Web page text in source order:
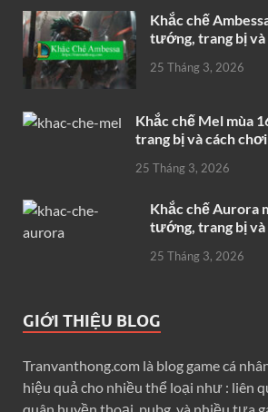
Khắc chế
tướng, trang bị và
25 Tháng 3, 2026
Khắc chế Mel mùa
trang bị và cách chơi
25 Tháng 3, 2026
Khắc chế Aurora
tướng, trang bị và
25 Tháng 3, 2026
GIỚI THIỆU BLOG
Tranvanthong.com là blog game cá
hiệu quả cho nhiều thể loại như : liên
quân huyền thoại, pubg, và nhiều tựa